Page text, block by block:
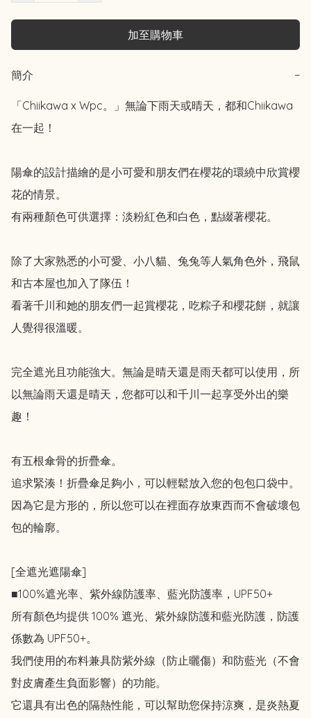
加至購物車
簡介 −
「Chiikawa x Wpc。」無論下雨天或晴天，都和Chiikawa
在一起！
陽傘的設計描繪的是小可愛和朋友們在櫻花的環繞中欣賞櫻
花的情景。
有兩種顏色可供選擇：淡粉紅色和白色，點綴著櫻花。
除了大家熟悉的小可愛、小八貓、兔兔等人氣角色外，飛鼠
和古本屋也加入了隊伍！
看著千川和她的朋友們一起賞櫻花，吃粽子和櫻花餅，就讓
人覺得很溫暖。
完全遮光且功能強大。無論是晴天還是雨天都可以使用，所
以無論雨天還是晴天，您都可以和千川一起享受外出的樂
趣！
有五根傘骨的折疊傘。
追求緊湊！折疊傘足夠小，可以輕鬆放入您的包包口袋中。
因為它是方形的，所以您可以在裡面存放東西而不會破壞包
包的輪廓。
[全遮光遮陽傘]
■100%遮光率、紫外線防護率、藍光防護率，UPF50+
所有顏色均提供 100% 遮光、紫外線防護和藍光防護，防護
係數為 UPF50+。
我們使用的布料兼具防紫外線（防止曬傷）和防藍光（不會
對皮膚產生負面影響）的功能。
它還具有出色的隔熱性能，可以幫助您保持涼爽，是炎熱夏